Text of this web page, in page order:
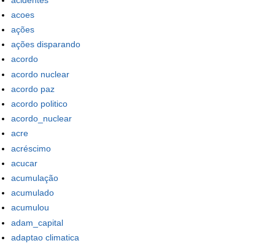
acoes
ações
ações disparando
acordo
acordo nuclear
acordo paz
acordo politico
acordo_nuclear
acre
acréscimo
acucar
acumulação
acumulado
acumulou
adam_capital
adaptao climatica